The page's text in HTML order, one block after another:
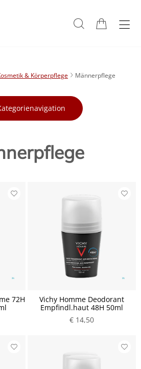
& Körperpflege Männerpflege
72H
Vichy Homme Deodorant
Empfindl.haut 48H 50ml
€ 14,50